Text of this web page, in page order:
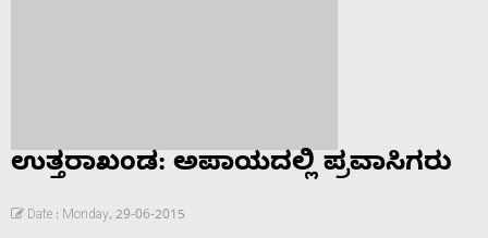
ಉತ್ತರಾಖಂಡ: ಅಪಾಯದಲ್ಲಿ ಪ್ರವಾಸಿಗರು
Date : Monday, 29-06-2015